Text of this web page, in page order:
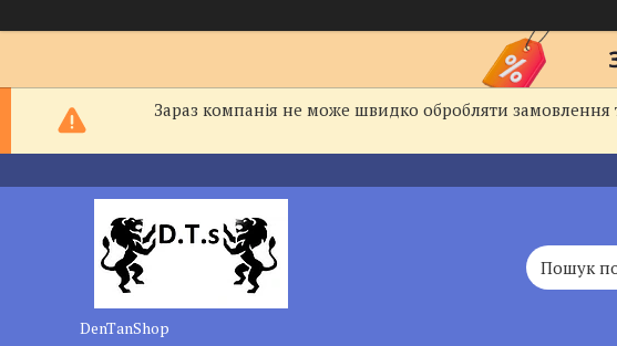
Зараз компанія не може швидко обробляти замовлення
DenTanShop